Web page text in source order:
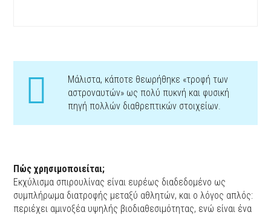
Μάλιστα, κάποτε θεωρήθηκε «τροφή των
αστροναυτών» ως πολύ πυκνή και φυσική
πηγή πολλών διαθρεπτικών στοιχείων.
Πώς χρησιμοποιείται;
Εκχύλισμα σπιρουλίνας είναι ευρέως διαδεδομένο ως
συμπλήρωμα διατροφής μεταξύ αθλητών, και ο λόγος απλός:
περιέχει αμινοξέα υψηλής βιοδιαθεσιμότητας, ενώ είναι ένα